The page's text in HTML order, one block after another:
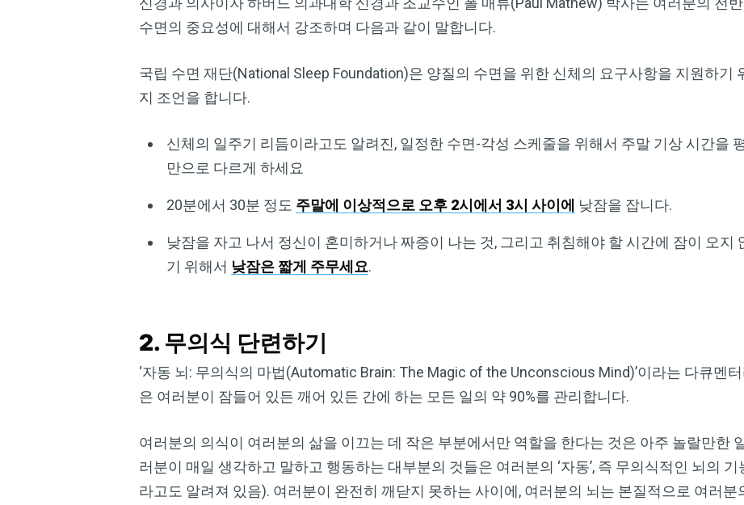
수면의 중요성에 대해서 강조하며 다음과 같이 말합니다.
국립 수면 재단(National Sleep Foundation)은 양질의 수면을 위한 신체의 요구사항을 지원하기
지 조언을 합니다.
신체의 일주기 리듬이라고도 알려진, 일정한 수면-각성 스케줄을 위해서 주말 기상 시간을
만으로 다르게 하세요
20분에서 30분 정도 주말에 이상적으로 오후 2시에서 3시 사이에 낮잠을 잡니다.
낮잠을 자고 나서 정신이 혼미하거나 짜증이 나는 것, 그리고 취침해야 할 시간에 잠이 오지
기 위해서 낮잠은 짧게 주무세요.
2. 무의식 단련하기
‘자동 뇌: 무의식의 마법(Automatic Brain: The Magic of the Unconscious Mind)’이라는 다큐멘
은 여러분이 잠들어 있든 깨어 있든 간에 하는 모든 일의 약 90%를 관리합니다.
여러분의 의식이 여러분의 삶을 이끄는 데 작은 부분에서만 역할을 한다는 것은 아주 놀랄만한
러분이 매일 생각하고 말하고 행동하는 대부분의 것들은 여러분의 ‘자동’, 즉 무의식적인 뇌의
라고도 알려져 있음). 여러분이 완전히 깨닫지 못하는 사이에, 여러분의 뇌는 본질적으로 여러분
료로 구독하세요
롭게 확인하실 수 있습니다. Dr. Mercola와 함께 개인정보와 표
개인정보 보호 정책 보기